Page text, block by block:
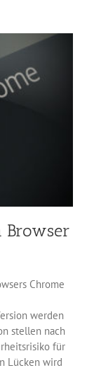
Browser
Chrome
werden
stellen nach
für
Lücken wird